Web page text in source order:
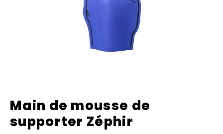
Main de mousse de
supporter Zéphir